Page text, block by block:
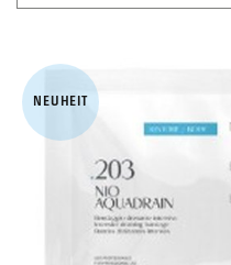
NEUHEIT